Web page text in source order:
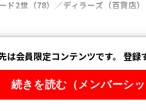
ド2世（78）／ディラーズ（百貨店）